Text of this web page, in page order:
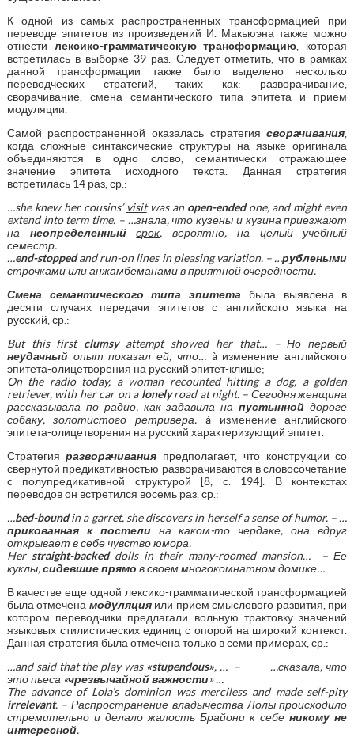
К одной из самых распространенных трансформацией при
переводе эпитетов из произведений И. Макьюэна также можно
отнести лексико-грамматическую трансформацию , которая
встретилась в выборке 39 раз. Следует отметить, что в рамках
данной трансформации также было выделено несколько
переводческих стратегий, таких как: разворачивание,
сворачивание, смена семантического типа эпитета и прием
модуляции.
Самой распространенной оказалась стратегиясворачивания
когда сложные синтаксические структуры на языке оригинала
объединяются в одно слово, семантически отражающее
значение эпитета исходного текста. Данная стратегия
встретилась 14 раз, ср.:
…she knew her cousins’ visit was an open-ended one, and might even
extend into term time. – …знала, что кузены и кузина приезжают
на неопределенный срок, вероятно, на целый учебный
семестр.
…end-stopped and run-on lines in pleasing variation. – …рублеными
строчками или анжамбеманами в приятной очередности.
Смена семантического типа эпитета была выявлена в
десяти случаях передачи эпитетов с английского языка на
русский, ср.:
But
this first clumsy attempt showed her that… – Но первый
неудачныйопыт показал ей, что… à изменение английского
эпитета-олицетворения на русский эпитет-клише;
On the radio today, a woman recounted hitting a dog, a golden
retriever, with her car on a lonely road at night. – Сегодня женщина
рассказывала по радио, как задавила напустынной дороге
собаку, золотистого ретривера. à изменение английского
эпитета-олицетворения на русский характеризующий эпитет.
Стратегияразворачивания предполагает, что конструкции со
свернутой предикативностью разворачиваются в словосочетание
с полупредикативной структурой [8, с. 194]. В контекстах
переводов он встретился восемь раз, ср.:
…bed-bound in a garret, she discovers in herself a sense of humor.– …
прикованная
к постелина каком-то чердаке, она вдруг
открывает в себе чувство юмора.
Her straight-backeddolls in their many-roomed mansion…
– Ее
куклы,сидевшие прямо в своем многокомнатном домике…
В качестве еще одной лексико-грамматической трансформацией
была отмечена модуляцияили прием смыслового развития, при
котором переводчики предлагали вольную трактовку значений
языковых стилистических единиц с опорой на широкий контекст.
Данная стратегия была отмечена только в семи примерах, ср.:
…and said that the play was «stupendous», … – …сказала, что
это пьеса «чрезвычайной важности» …
The advance of Lola’s dominion was merciless and made self-pity
irrelevant. – Распространение владычества Лолы происходило
стремительно и делало жалость Брайони к себеникому не
интересной.